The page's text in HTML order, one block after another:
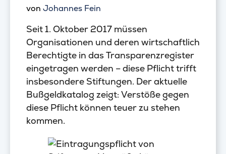
von Johannes Fein
Seit 1. Oktober 2017 müssen
Organisationen und deren wirtschaftlich
Berechtigte in das Transparenzregister
eingetragen werden – diese Pflicht trifft
insbesondere Stiftungen. Der aktuelle
Bußgeldkatalog zeigt: Verstöße gegen
diese Pflicht können teuer zu stehen
kommen.